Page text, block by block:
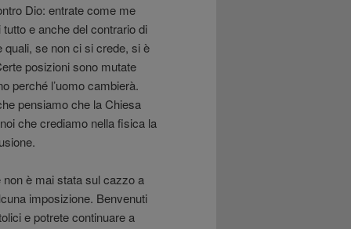
Dio: entrate come me
tutto e anche del contrario di
quali, se non ci si crede, si è
posizioni sono mutate
perché l’uomo cambierà.
pensiamo che la Chiesa
che crediamo nella fisica la
è mai stata sul cazzo a
imposizione. Benvenuti
e potrete continuare a